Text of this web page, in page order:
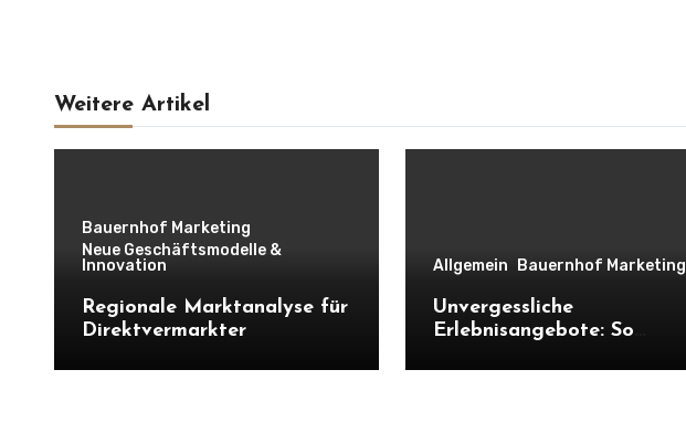
Weitere Artikel
Bauernhof Marketing
Neue Geschäftsmodelle &
Innovation
Regionale Marktanalyse für
Direktvermarkter
Allgemein Bauernhof Marketing
Unvergessliche
Erlebnisangebote: So
Erlebnisbauernhof